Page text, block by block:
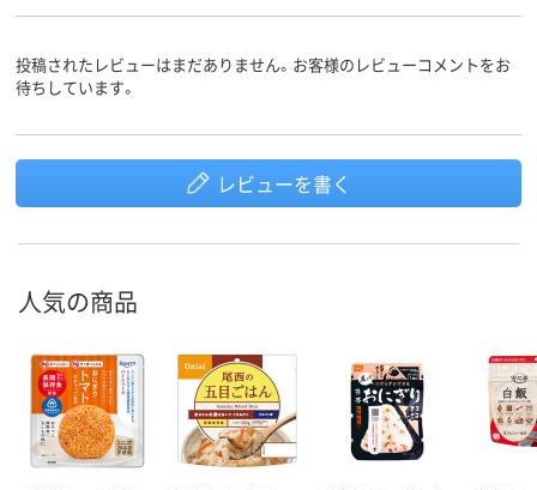
投稿されたレビューはまだありません。お客様のレビューコメントをお
待ちしています。
レビューを書く
人気の商品